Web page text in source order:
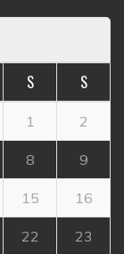
S S
1 2
8 9
15 16
22 23